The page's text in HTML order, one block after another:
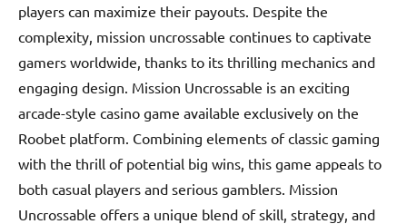
players can maximize their payouts. Despite the
complexity, mission uncrossable continues to captivate
gamers worldwide, thanks to its thrilling mechanics and
engaging design. Mission Uncrossable is an exciting
arcade-style casino game available exclusively on the
Roobet platform. Combining elements of classic gaming
with the thrill of potential big wins, this game appeals to
both casual players and serious gamblers. Mission
Uncrossable offers a unique blend of skill, strategy, and